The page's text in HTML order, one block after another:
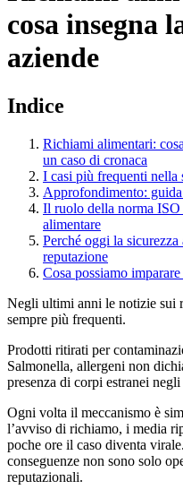
cosa insegna
aziende
Indice
Richiami alimentari:
un caso di cronaca
I casi più frequenti nella
Approfondimento:
Il ruolo della norma ISO
alimentare
Perché oggi la
reputazione
Cosa possiamo
Negli ultimi anni le notizie sui
sempre più frequenti.
Prodotti ritirati per
Salmonella, allergeni non
presenza di corpi estranei
Ogni volta il meccanismo è
l’avviso di richiamo, i media
poche ore il caso diventa
conseguenze non sono solo
reputazionali.